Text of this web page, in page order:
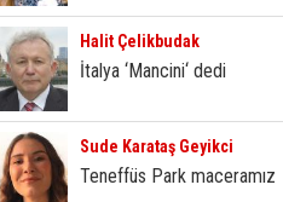
Halit Çelikbudak
İtalya ‘Mancini‘ dedi
Sude Karataş Geyikci
Teneffüs Park maceramız